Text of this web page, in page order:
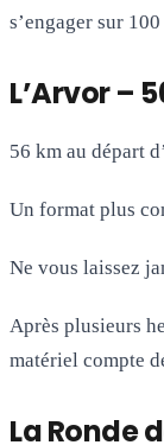
s’engager sur
L’Arvor –
56 km au départ
Un format plus
Ne vous laissez
Après plusieurs
matériel compte
La Ronde